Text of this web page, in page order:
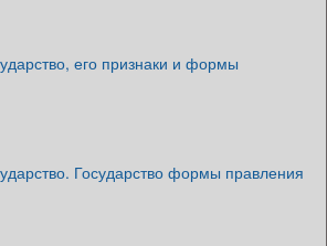
его признаки и формы
Государство формы правления